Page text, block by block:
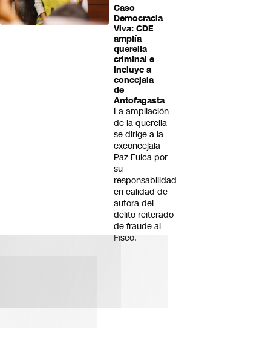
Caso
Democracia
Viva: CDE
amplía
querella
criminal e
incluye a
concejala
de
Antofagasta
La ampliación
de la querella
se dirige a la
exconcejala
Paz Fuica por
su
responsabilidad
en calidad de
autora del
delito reiterado
de fraude al
Fisco.